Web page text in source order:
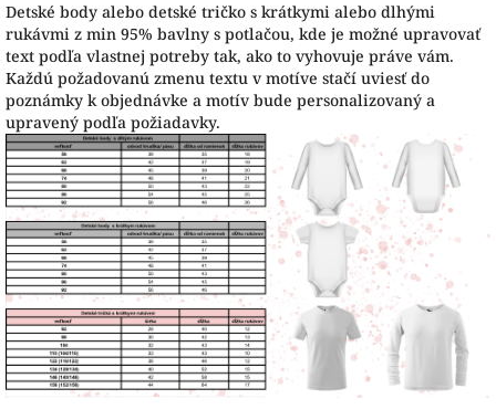
Detské body alebo detské tričko s krátkymi alebo dlhými
rukávmi z min 95% bavlny s potlačou, kde je možné upravovať
text podľa vlastnej potreby tak, ako to vyhovuje práve vám.
Každú požadovanú zmenu textu v motíve stačí uviesť do
poznámky k objednávke a motív bude personalizovaný a
upravený podľa požiadavky.